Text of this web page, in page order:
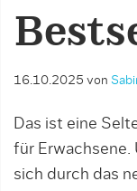
16.10.2025 von
Das ist eine
für Erwachsene.
sich durch das